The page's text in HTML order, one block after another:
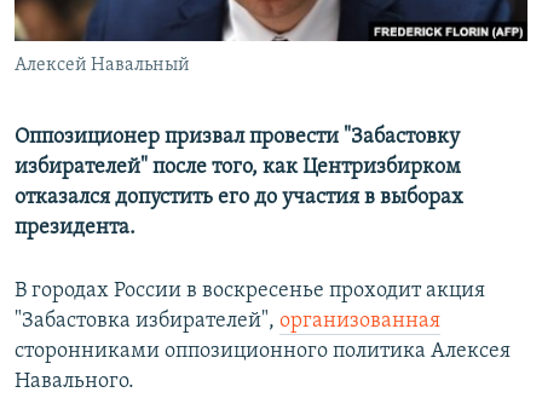
СОЦИАЛЬНЫЕ СЕТИ
Все сайты РСЕ/РС
Алексей Навальный
Оппозиционер призвал провести "Забастовку
избирателей" после того, как Центризбирком
отказался допустить его до участия в выборах
президента.
В городах России в воскресенье проходит акция
"Забастовка избирателей", организованная
сторонниками оппозиционного политика Алексея
Навального.